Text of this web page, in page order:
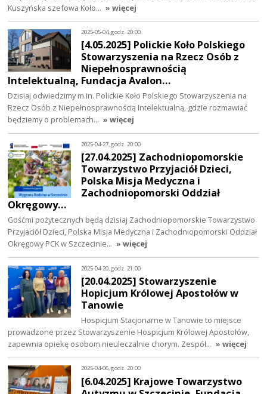
Kuszyńska szefowa Koło… » więcej
2025-05-04, godz. 20:00
[4.05.2025] Polickie Koło Polskiego
Stowarzyszenia na Rzecz Osób z
Niepełnosprawnością
Intelektualną, Fundacja Avalon…
Dzisiaj odwiedzimy m.in. Polickie Koło Polskiego Stowarzyszenia na
Rzecz Osób z Niepełnosprawnością Intelektualną, gdzie rozmawiać
będziemy o problemach… » więcej
2025-04-27, godz. 20:00
[27.04.2025] Zachodniopomorskie
Towarzystwo Przyjaciół Dzieci,
Polska Misja Medyczna i
Zachodniopomorski Oddział
Okręgowy…
Gośćmi pożytecznych będą dzisiaj Zachodniopomorskie Towarzystwo
Przyjaciół Dzieci, Polska Misja Medyczna i Zachodniopomorski Oddział
Okręgowy PCK w Szczecinie… » więcej
2025-04-20, godz. 21:00
[20.04.2025] Stowarzyszenie
Hopicjum Królowej Apostołów w
Tanowie
Hospicjum Stacjonarne w Tanowie to miejsce
prowadzone przez Stowarzyszenie Hospicjum Królowej Apostołów,
zapewnia opiekę osobom nieuleczalnie chorym. Zespół… » więcej
2025-04-06, godz. 20:00
[6.04.2025] Krajowe Towarzystwo